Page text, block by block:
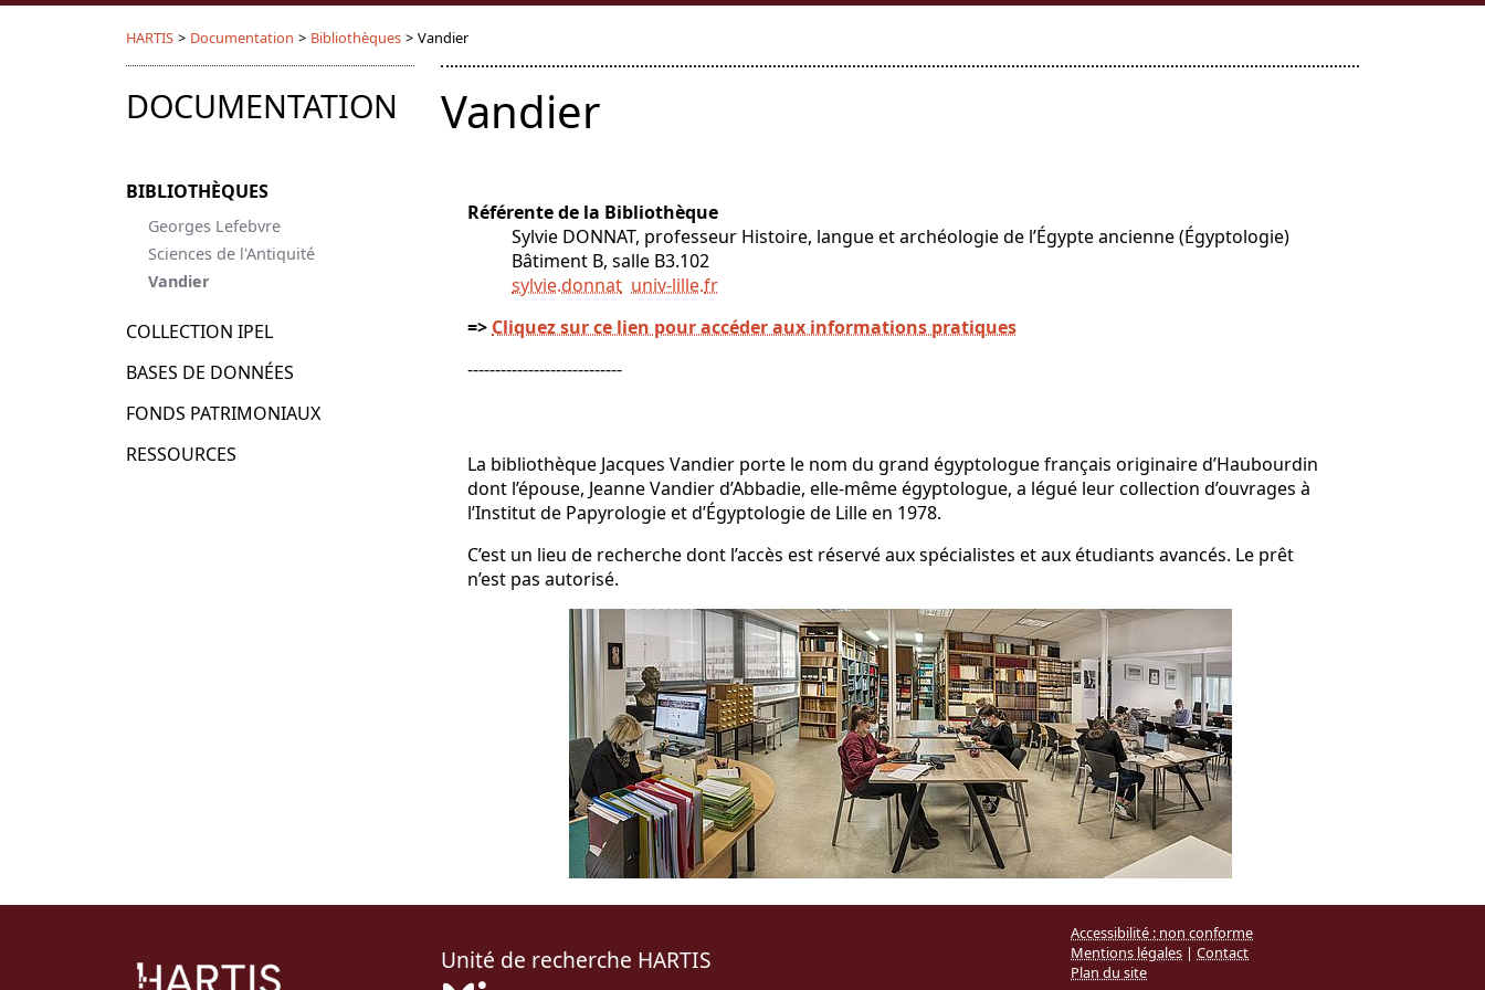
HARTIS > Documentation > Bibliothèques > Vandier
DOCUMENTATION
BIBLIOTHÈQUES
Georges Lefebvre
Sciences de l'Antiquité
Vandier
COLLECTION IPEL
BASES DE DONNÉES
FONDS PATRIMONIAUX
RESSOURCES
Vandier
Référente de la Bibliothèque
Sylvie DONNAT, professeur Histoire, langue et archéologie de l’Égypte ancienne (Égyptologie)
Bâtiment B, salle B3.102
sylvie.donnat univ-lille.fr
=> Cliquez sur ce lien pour accéder aux informations pratiques
----------------------------
La bibliothèque Jacques Vandier porte le nom du grand égyptologue français originaire d’Haubourdin
dont l’épouse, Jeanne Vandier d’Abbadie, elle-même égyptologue, a légué leur collection d’ouvrages à
l’Institut de Papyrologie et d’Égyptologie de Lille en 1978.
C’est un lieu de recherche dont l’accès est réservé aux spécialistes et aux étudiants avancés. Le prêt
n’est pas autorisé.
Unité de recherche HARTIS
Accessibilité : non conforme
Mentions légales | Contact
Plan du site